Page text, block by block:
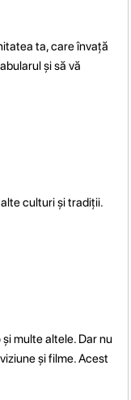
ta, care învață
și să vă
culturi și tradiții.
multe altele. Dar nu
și filme. Acest